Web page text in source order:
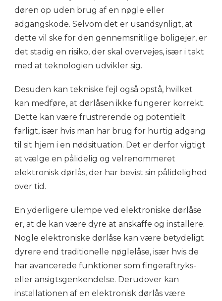
døren op uden brug af en nøgle eller
adgangskode. Selvom det er usandsynligt, at
dette vil ske for den gennemsnitlige boligejer, er
det stadig en risiko, der skal overvejes, især i takt
med at teknologien udvikler sig.
Desuden kan tekniske fejl også opstå, hvilket
kan medføre, at dørlåsen ikke fungerer korrekt.
Dette kan være frustrerende og potentielt
farligt, især hvis man har brug for hurtig adgang
til sit hjem i en nødsituation. Det er derfor vigtigt
at vælge en pålidelig og velrenommeret
elektronisk dørlås, der har bevist sin pålidelighed
over tid.
En yderligere ulempe ved elektroniske dørlåse
er, at de kan være dyre at anskaffe og installere.
Nogle elektroniske dørlåse kan være betydeligt
dyrere end traditionelle nøglelåse, især hvis de
har avancerede funktioner som fingeraftryks-
eller ansigtsgenkendelse. Derudover kan
installationen af en elektronisk dørlås være